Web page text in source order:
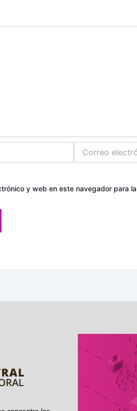
electrónico*
y web en este navegador para